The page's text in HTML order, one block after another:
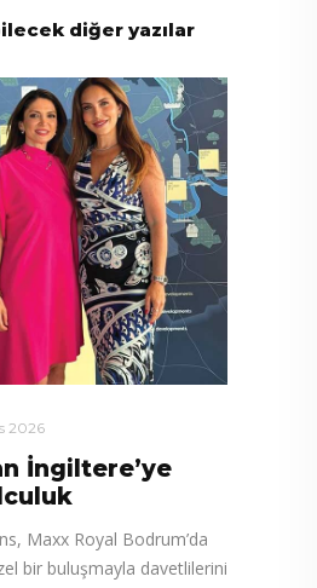
diğer yazılar
2026
İngiltere’ye
Maxx Royal Bodrum’da
bir buluşmayla davetlilerini